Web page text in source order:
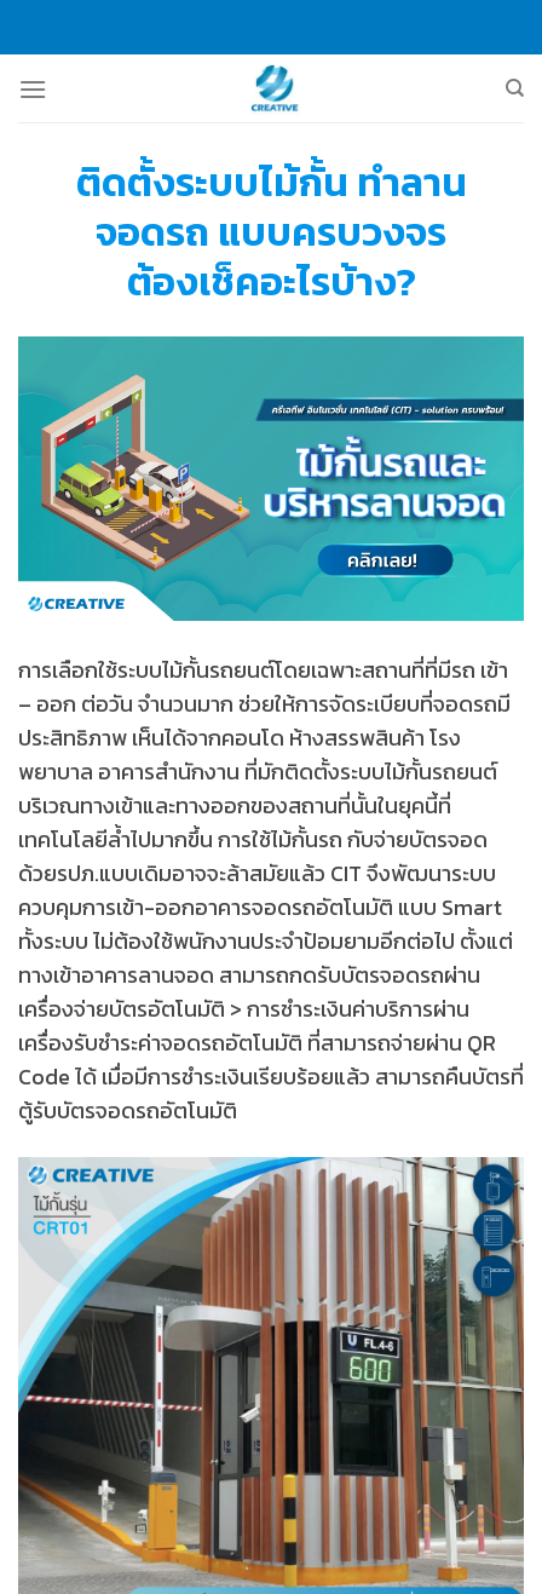
content
ติดตั้งระบบไม้กั้น ทำลาน
จอดรถ แบบครบวงจร
ต้องเช็คอะไรบ้าง?
การเลือกใช้ระบบไม้กั้นรถยนต์โดยเฉพาะสถานที่ที่มีรถ เข้า
– ออก ต่อวัน จำนวนมาก ช่วยให้การจัดระเบียบที่จอดรถมี
ประสิทธิภาพ เห็นได้จากคอนโด ห้างสรรพสินค้า โรง
พยาบาล อาคารสำนักงาน ที่มักติดตั้งระบบไม้กั้นรถยนต์
บริเวณทางเข้าและทางออกของสถานที่นั้นในยุคนี้ที่
เทคโนโลยีล้ำไปมากขึ้น การใช้ไม้กั้นรถ กับจ่ายบัตรจอด
ด้วยรปภ.แบบเดิมอาจจะล้าสมัยแล้ว CIT จึงพัฒนาระบบ
ควบคุมการเข้า-ออกอาคารจอดรถอัตโนมัติ แบบ Smart
ทั้งระบบ ไม่ต้องใช้พนักงานประจำป้อมยามอีกต่อไป ตั้งแต่
ทางเข้าอาคารลานจอด สามารถกดรับบัตรจอดรถผ่าน
เครื่องจ่ายบัตรอัตโนมัติ > การชำระเงินค่าบริการผ่าน
เครื่องรับชำระค่าจอดรถอัตโนมัติ ที่สามารถจ่ายผ่าน QR
Code ได้ เมื่อมีการชำระเงินเรียบร้อยแล้ว สามารถคืนบัตรที่
ตู้รับบัตรจอดรถอัตโนมัติ